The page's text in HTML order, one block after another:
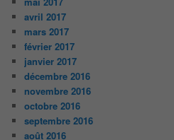
avril 2017
mars 2017
février 2017
janvier 2017
décembre 2016
novembre 2016
octobre 2016
septembre 2016
août 2016